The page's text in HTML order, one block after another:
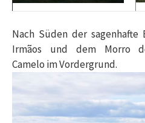
Nach Süden der
Irmãos und dem Morro
Camelo im Vordergrund.